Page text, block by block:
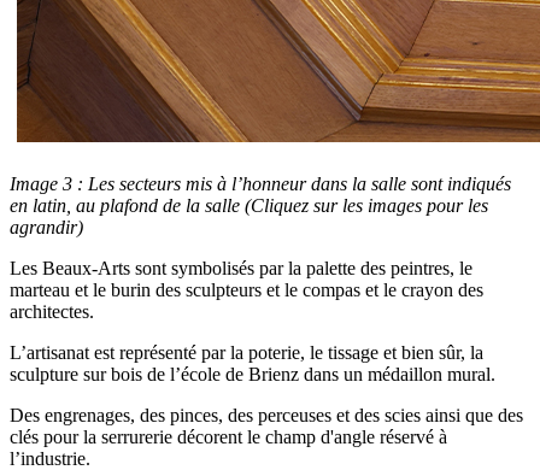
Image 3 : Les secteurs mis à l’honneur dans la salle sont indiqués
en latin, au plafond de la salle (Cliquez sur les images pour les
agrandir)
Les Beaux-Arts sont symbolisés par la palette des peintres, le
marteau et le burin des sculpteurs et le compas et le crayon des
architectes.
L’artisanat est représenté par la poterie, le tissage et bien sûr, la
sculpture sur bois de l’école de Brienz dans un médaillon mural.
Des engrenages, des pinces, des perceuses et des scies ainsi que des
clés pour la serrurerie décorent le champ d'angle réservé à
l’industrie.